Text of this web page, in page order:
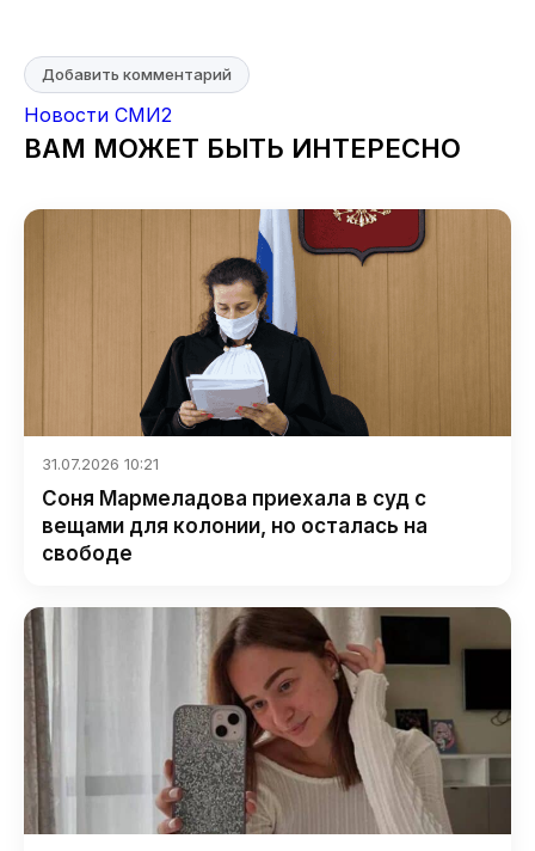
Добавить комментарий
Новости СМИ2
ВАМ МОЖЕТ БЫТЬ ИНТЕРЕСНО
31.07.2026 10:21
Соня Мармеладова приехала в суд с
вещами для колонии, но осталась на
свободе